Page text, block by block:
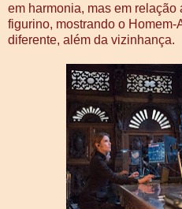
em harmonia, mas em
figurino, mostrando o Homem-
diferente, além da vizinhança.